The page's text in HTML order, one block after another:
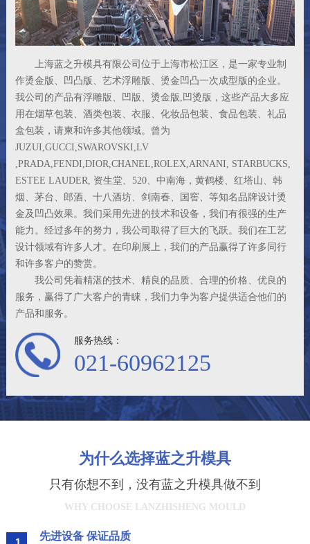
上海蓝之升模具有限公司位于上海市松江区，是一家专业制
作烫金版、凹凸版、艺术浮雕版、烫金凹凸一次成型版的企业。
我公司的产品有浮雕版、凹版、烫金版,凹烫版，这些产品大多应
用在烟草包装、酒类包装、衣服、化妆品包装、食品包装、礼品
盒包装，请柬和许多其他领域。曾为
JUZUI,GUCCI,SWAROVSKI,LV
,PRADA,FENDI,DIOR,CHANEL,ROLEX,ARNANI, STARBUCKS,
ESTEE LAUDER, 资生堂、520、中南海，黄鹤楼、红塔山、韩
烟、茅台、郎酒、十八酒坊、剑南春、国窖、等知名品牌设计烫
金及凹凸效果。我们采用先进的技术和设备，我们有很强的生产
能力。经过多年的努力，我公司取得了巨大的飞跃。我们在工艺
设计领域有许多人才。在印刷展上，我们的产品赢得了许多同行
和许多客户的赞赏。
我公司凭着精湛的技术、精良的品质、合理的价格、优良的
服务，赢得了广大客户的青睐，我们力争为客户提供适合他们的
产品和服务。
服务热线：
021-60962125
为什么选择蓝之升模具
只有你想不到，没有蓝之升模具做不到
WHY CHOOSE LANZHISHENG MOULD
先进设备 保证品质